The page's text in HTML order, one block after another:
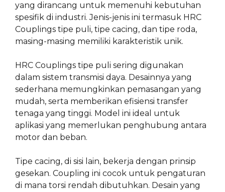
yang dirancang untuk memenuhi kebutuhan
spesifik di industri. Jenis-jenis ini termasuk HRC
Couplings tipe puli, tipe cacing, dan tipe roda,
masing-masing memiliki karakteristik unik.
HRC Couplings tipe puli sering digunakan
dalam sistem transmisi daya. Desainnya yang
sederhana memungkinkan pemasangan yang
mudah, serta memberikan efisiensi transfer
tenaga yang tinggi. Model ini ideal untuk
aplikasi yang memerlukan penghubung antara
motor dan beban.
Tipe cacing, di sisi lain, bekerja dengan prinsip
gesekan. Coupling ini cocok untuk pengaturan
di mana torsi rendah dibutuhkan. Desain yang